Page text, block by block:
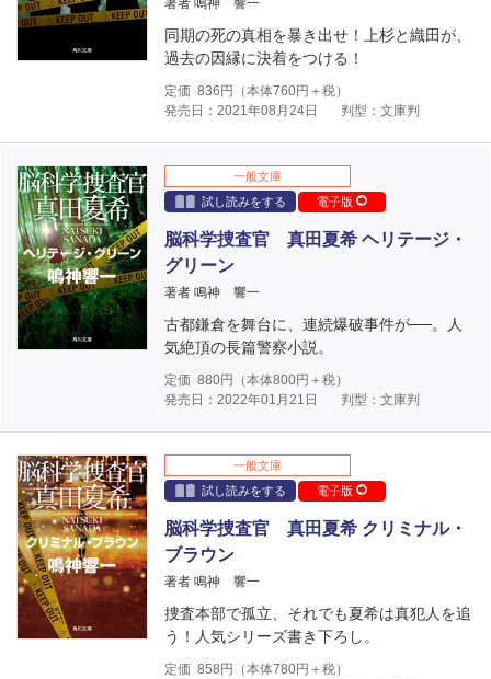
著者 鳴神 響一
同期の死の真相を暴き出せ！上杉と織田が、
過去の因縁に決着をつける！
定価 836 円（本体760円＋税）
発売日：2021年08月24日
判型：文庫判
一般文庫
試し読みをする
電子版
脳科学捜査官 真田夏希 ヘリテージ・
グリーン
著者 鳴神 響一
古都鎌倉を舞台に、連続爆破事件が──。人
気絶頂の長篇警察小説。
定価 880円（本体800円＋税）
発売日：2022年01月21日
判型：文庫判
一般文庫
試し読みをする
電子版
脳科学捜査官 真田夏希 クリミナル・
ブラウン
著者 鳴神 響一
捜査本部で孤立、それでも夏希は真犯人を追
う！人気シリーズ書き下ろし。
定価 858 円（本体780円＋税）